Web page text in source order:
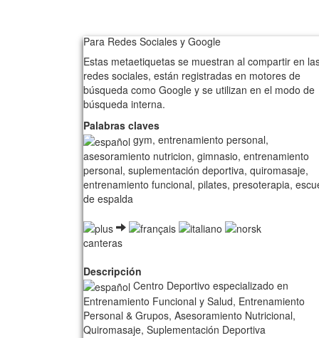
Para Redes Sociales y Google
Estas metaetiquetas se muestran al compartir en
redes sociales, están registradas en motores de
búsqueda como Google y se utilizan en el modo de
búsqueda interna.
Palabras claves
gym, entrenamiento personal,
asesoramiento nutricion, gimnasio, entrenamiento
personal, suplementación deportiva, quiromasaje,
entrenamiento funcional, pilates, presoterapia,
de espalda
canteras
Descripción
Centro Deportivo especializado en
Entrenamiento Funcional y Salud, Entrenamiento
Personal & Grupos, Asesoramiento Nutricional,
Quiromasaje, Suplementación Deportiva